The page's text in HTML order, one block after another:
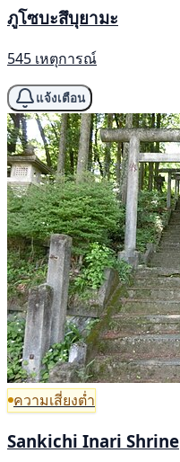
ภูโซบะสึบุยามะ
545 เหตุการณ์
แจ้งเตือน
ความเสี่ยงต่ำ
Sankichi Inari Shrine